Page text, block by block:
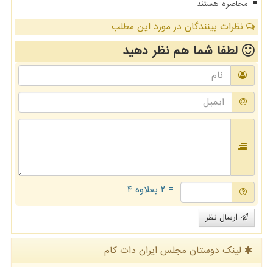
محاصره هستند
نظرات بینندگان در مورد این مطلب
لطفا شما همنظر دهید
= ۲ بعلاوه ۴
ارسال نظر
لینک دوستان مجلس ایران دات كام